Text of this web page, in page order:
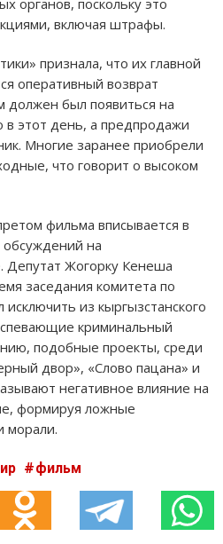
включая штрафы.
признала, что их главной
оперативный возврат
должен был появиться на
этот день, а предпродажи
Многие заранее приобрели
что говорит о высоком
фильма вписывается в
на
Депутат Жогорку Кенеша
заседания комитета по
из кыргызстанского
криминальный
подобные проекты, среди
двор», «Слово пацана» и
негативное влияние на
формируя ложные
морали.
фильм